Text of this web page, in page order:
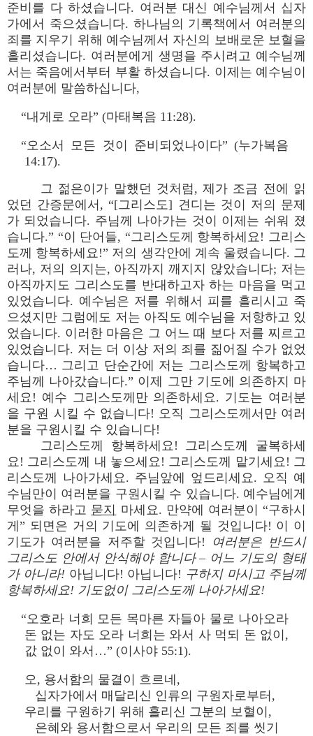
준비를 다 하셨습니다. 여러분 대신 예수님께서 십자
가에서 죽으셨습니다. 하나님의 기록책에서 여러분의
죄를 지우기 위해 예수님께서 자신의 보배로운 보혈을
흘리셨습니다. 여러분에게 생명을 주시려고 예수님께
서는 죽음에서부터 부활 하셨습니다. 이제는 예수님이
여러분에 말씀하십니다,
“내게로 오라” (마태복음 11:28).
“오소서 모든 것이 준비되었나이다” (누가복음
14:17).
그 젊은이가 말했던 것처럼, 제가 조금 전에 읽
었던 간증문에서, “[그리스도] 견디는 것이 저의 문제
가 되었습니다. 주님께 나아가는 것이 이제는 쉬워 졌
습니다.” “이 단어들, “그리스도께 항복하세요! 그리스
도께 항복하세요!” 저의 생각안에 계속 울렸습니다. 그
러나, 저의 의지는, 아직까지 깨지지 않았습니다; 저는
아직까지도 그리스도를 반대하고자 하는 마음을 먹고
있었습니다. 예수님은 저를 위해서 피를 흘리시고 죽
으셨지만 그럼에도 저는 아직도 예수님을 저항하고 있
었습니다. 이러한 마음은 그 어느 때 보다 저를 찌르고
있었습니다. 저는 더 이상 저의 죄를 짊어질 수가 없었
습니다… 그리고 단순간에 저는 그리스도께 항복하고
주님께 나아갔습니다.” 이제 그만 기도에 의존하지 마
세요! 예수 그리스도께만 의존하세요. 기도는 여러분
을 구원 시킬 수 없습니다! 오직 그리스도께서만 여러
분을 구원시킬 수 있습니다!
그리스도께 항복하세요! 그리스도께 굴복하세
요! 그리스도께 내 놓으세요! 그리스도께 맡기세요! 그
리스도께 나아가세요. 주님앞에 엎드리세요. 오직 예
수님만이 여러분을 구원시킬 수 있습니다. 예수님에게
무엇을 하라고 묻지
마세요. 만약에 여러분이 “구하시
게” 되면은 거의 기도에 의존하게 될 것입니다! 이 이
기도가 여러분을 저주할 것입니다!
여러분은 반드시
그리스도 안에서 안식해야 합니다 – 어느 기도의 형태
가 아니라! 아닙니다! 아닙니다! 구하지 마시고 주님께
항복하세요! 기도없이 그리스도께 나아가세요!
“오호라 너희 모든 목마른 자들아 물로 나아오라
돈 없는 자도 오라 너희는 와서 사 먹되 돈 없이,
값 없이 와서…” (이사야 55:1).
오, 용서함의 물결이 흐르네,
십자가에서 매달리신 인류의 구원자로부터,
우리를 구원하기 위해 흘리신 그분의 보혈이,
은혜와 용서함으로서 우리의 모든 죄를 씻기